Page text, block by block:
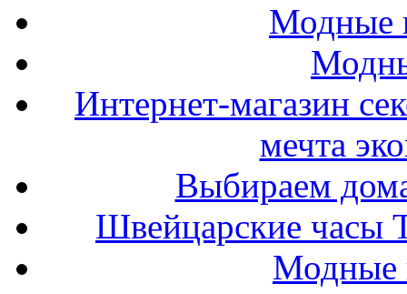
Модные
Интернет-магазин
мечта
Выбираем
Швейцарские часы
Модные